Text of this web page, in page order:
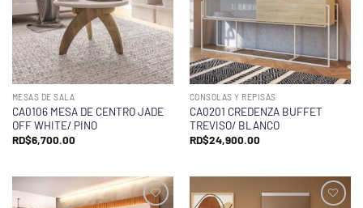
MESAS DE SALA
CA0106 MESA DE CENTRO JADE
OFF WHITE/ PINO
RD$6,700.00
CONSOLAS Y REPISAS
CA0201 CREDENZA BUFFET
TREVISO/ BLANCO
RD$24,900.00